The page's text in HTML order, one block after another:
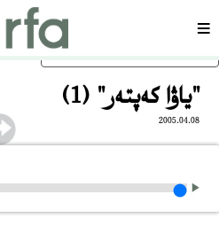
ئاساسلىق مەزمۇنغا ئاتلاڭسەھىپە
"ياۋا كەپتەر" (1)
2005.04.08